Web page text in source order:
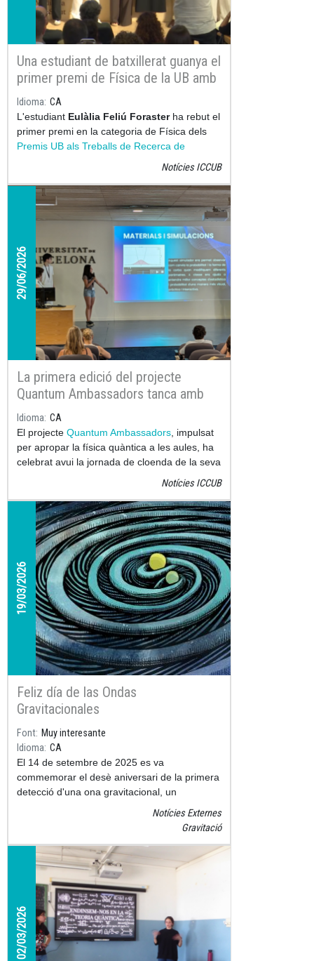
Una estudiant de batxillerat guanya el
primer premi de Física de la UB amb
un treball sobre el moviment
microscòpic
Idioma CA
L'estudiant Eulàlia Feliú Forasterha rebut el
primer premi en la categoria de Física dels
Premis UB als Treballs de Recerca de
gràcies al seu treball Atrapat
microscòpic.
Notícies ICCUB
29/06/2026
La primera edició del projecte
Quantum Ambassadors tanca amb
molt bona valoració
Idioma CA
El projecte Quantum Ambassadors , impulsat
per apropar la física quàntica a les aules, ha
celebrat avui la jornada de cloenda de la seva
primera edició, amb una valoració molt
positiva per part del professorat i l’alumnat
participants.
Notícies ICCUB
19/03/2026
Feliz día de las Ondas
Gravitacionales
Font Muy interesante
Idioma CA
El 14 de setembre de 2025 es va
commemorar el desè aniversari de la primera
detecció d'una ona gravitacional, un
esdeveniment històric que va confirmar
estudiar l’Univers.
L'investigador ICCUB-IEEC Pablo Barneo ens
en parla en aquest article de la revista
Interesante.
Notícies Externes
Gravitació
02/03/2026